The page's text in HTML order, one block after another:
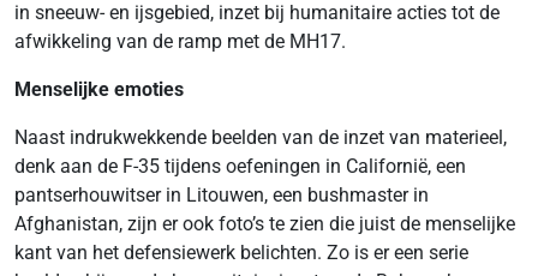
in sneeuw- en ijsgebied, inzet bij humanitaire acties tot de
afwikkeling van de ramp met de MH17.
Menselijke emoties
Naast indrukwekkende beelden van de inzet van materieel,
denk aan de F-35 tijdens oefeningen in Californië, een
pantserhouwitser in Litouwen, een bushmaster in
Afghanistan, zijn er ook foto’s te zien die juist de menselijke
kant van het defensiewerk belichten. Zo is er een serie